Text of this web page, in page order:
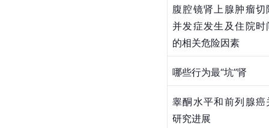
腹腔镜肾上腺肿瘤切
并发症发生及住院时
的相关危险因素
哪些行为最“坑”肾
睾酮水平和前列腺癌
研究进展